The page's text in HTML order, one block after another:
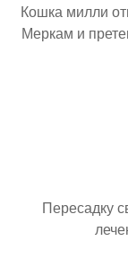
Кошка милли
Меркам и
Пересадку